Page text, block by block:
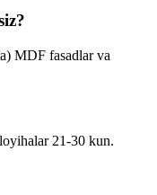
MDF fasadlar va
21-30 kun.